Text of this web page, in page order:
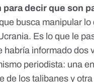
decir que son
busca manipular lo
Es lo que le
habría informado dos
periodista: una
de los talibanes y